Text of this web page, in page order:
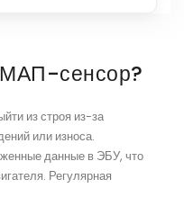
МАП-сенсор?
из строя из-за
или износа.
данные в ЭБУ, что
Регулярная